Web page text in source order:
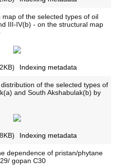
of the selected types of oil
III-IV(b) - on the structural map
Indexing metadata
of the selected types of
and South Akshabulak(b) by
Indexing metadata
dependence of pristan/phytane
gopan C30